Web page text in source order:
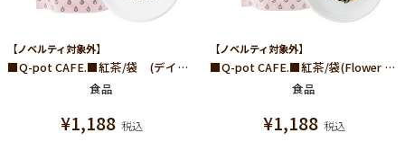
【ノベルティ対象外】
■Q-pot CAFE.■紅茶/袋 (デイドリーミング)
食品
¥1,188 税込
【ノベルティ対象外】
■Q-pot CAFE.■紅茶/袋(Flower Garden)
食品
¥1,188 税込